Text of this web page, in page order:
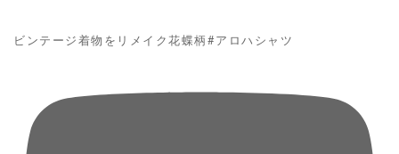
ビンテージ着物をリメイク花蝶柄#アロハシャツ